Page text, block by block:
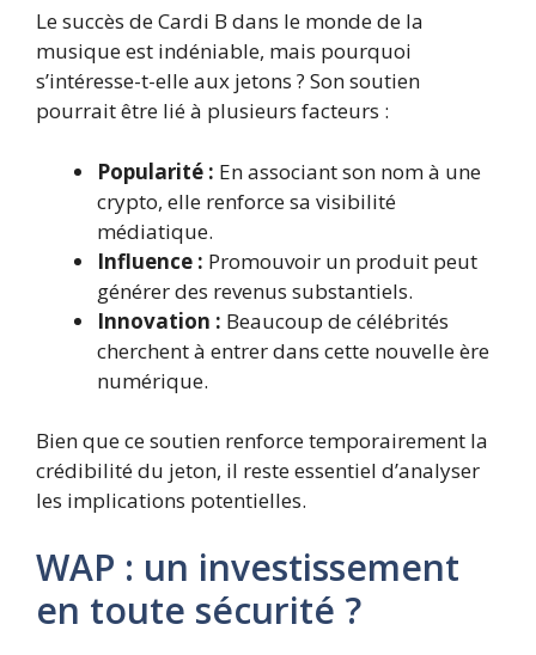
Le succès de Cardi B dans le monde de la
musique est indéniable, mais pourquoi
s’intéresse-t-elle aux jetons ? Son soutien
pourrait être lié à plusieurs facteurs :
Popularité : En associant son nom à une
crypto, elle renforce sa visibilité
médiatique.
Influence : Promouvoir un produit peut
générer des revenus substantiels.
Innovation : Beaucoup de célébrités
cherchent à entrer dans cette nouvelle ère
numérique.
Bien que ce soutien renforce temporairement la
crédibilité du jeton, il reste essentiel d’analyser
les implications potentielles.
WAP : un investissement
en toute sécurité ?